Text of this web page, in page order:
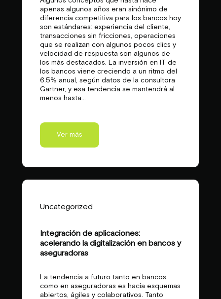
apenas algunos años eran sinónimo de
diferencia competitiva para los bancos hoy
son estándares: experiencia del cliente,
transacciones sin fricciones, operaciones
que se realizan con algunos pocos clics y
velocidad de respuesta son algunos de
los más destacados. La inversión en IT de
los bancos viene creciendo a un ritmo del
6.5% anual, según datos de la consultora
Gartner, y esa tendencia se mantendrá al
menos hasta...
Ver más
Uncategorized
Integración de aplicaciones:
acelerando la digitalización en bancos y
aseguradoras
La tendencia a futuro tanto en bancos
como en aseguradoras es hacia esquemas
abiertos, ágiles y colaborativos. Tanto